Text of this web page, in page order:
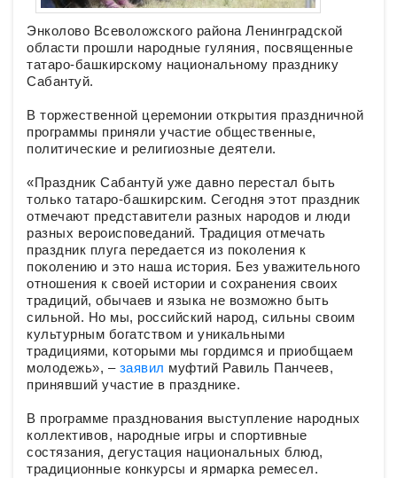
Энколово Всеволожского района Ленинградской
области прошли народные гуляния, посвященные
татаро-башкирскому национальному празднику
Сабантуй.
В торжественной церемонии открытия праздничной
программы приняли участие общественные,
политические и религиозные деятели.
«Праздник Сабантуй уже давно перестал быть
только татаро-башкирским. Сегодня этот праздник
отмечают представители разных народов и люди
разных вероисповеданий. Традиция отмечать
праздник плуга передается из поколения к
поколению и это наша история. Без уважительного
отношения к своей истории и сохранения своих
традиций, обычаев и языка не возможно быть
сильной. Но мы, российский народ, сильны своим
культурным богатством и уникальными
традициями, которыми мы гордимся и приобщаем
молодежь», – заявил муфтий Равиль Панчеев,
принявший участие в празднике.
В программе празднования выступление народных
коллективов, народные игры и спортивные
состязания, дегустация национальных блюд,
традиционные конкурсы и ярмарка ремесел.